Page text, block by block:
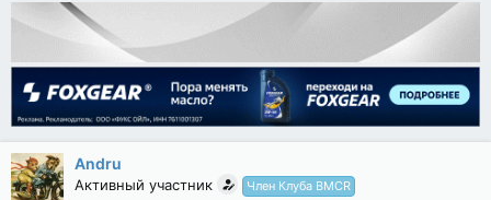
ы
ч
л
а
Andru
Активный участник Член Клуба BMCR